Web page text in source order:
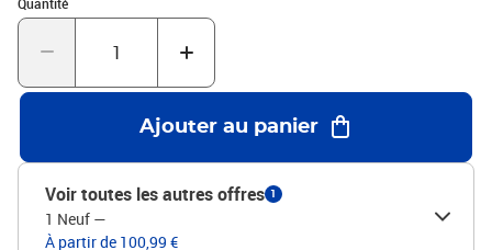
un professionnel. Lisez et suivez attentivement chaque étape des
instructions.Couleur : grisMatériau : bois de pin massif,
requisATTENTION: afin d'éviter qu'il ne bascule, ce produit doit être
utilisé avec le dispositif de fixation murale fourniLegal
Documents:Vous trouverez ici plus de détails sur la façon
d'empêcher vos meubles de basculer
Ajouter au panier
Voir toutes les autres offres 1
1 Neuf —
À partir de 100,99 €